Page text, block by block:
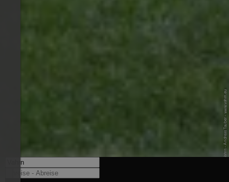
© Gemeinde Vahrn - Andreas Tauber - www.vahrn.eu